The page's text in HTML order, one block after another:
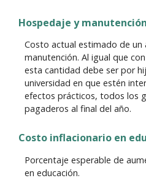
Hospedaje y manutención
Costo actual estimado de un
manutención. Al igual que
esta cantidad debe ser por
universidad en que estén
efectos prácticos, todos los
pagaderos al final del año.
Costo inflacionario en
Porcentaje esperable de
en educación.